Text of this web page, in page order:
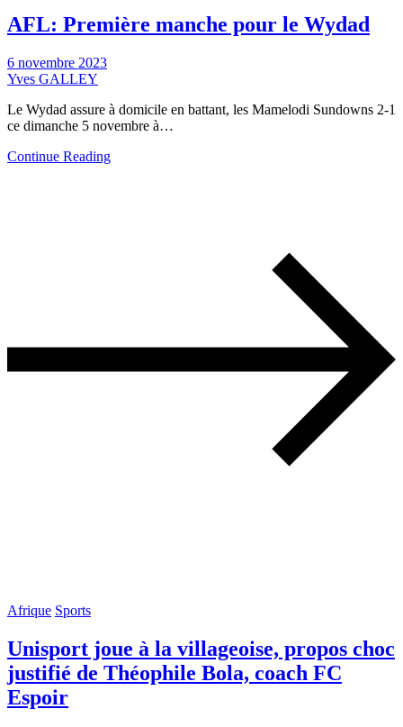
AFL: Première manche pour le Wydad
6 novembre 2023
Yves GALLEY
Le Wydad assure à domicile en battant, les Mamelodi Sundowns 2-1
ce dimanche 5 novembre à…
Continue Reading
Afrique Sports
Unisport joue à la villageoise, propos choc
justifié de Théophile Bola, coach FC
Espoir